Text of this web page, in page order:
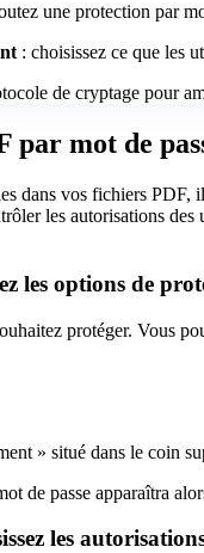
une protection par
: choisissez ce que les
de cryptage pour
mot de
dans vos fichiers
les autorisations
les options de
protéger. Vous
» situé dans le coin
de passe apparaîtra
les